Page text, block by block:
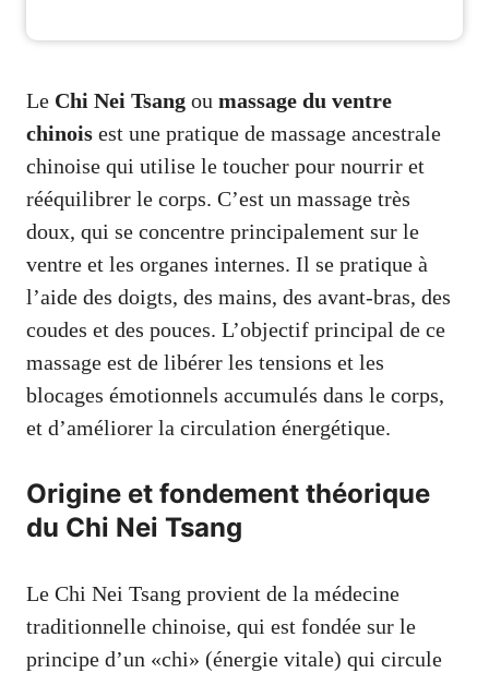
Le Chi Nei Tsang ou massage du ventre
chinois est une pratique de massage ancestrale
chinoise qui utilise le toucher pour nourrir et
rééquilibrer le corps. C’est un massage très
doux, qui se concentre principalement sur le
ventre et les organes internes. Il se pratique à
l’aide des doigts, des mains, des avant-bras, des
coudes et des pouces. L’objectif principal de ce
massage est de libérer les tensions et les
blocages émotionnels accumulés dans le corps,
et d’améliorer la circulation énergétique.
Origine et fondement théorique
du Chi Nei Tsang
Le Chi Nei Tsang provient de la médecine
traditionnelle chinoise, qui est fondée sur le
principe d’un «chi» (énergie vitale) qui circule